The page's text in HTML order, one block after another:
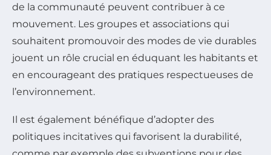
de la communauté peuvent contribuer à ce
mouvement. Les groupes et associations qui
souhaitent promouvoir des modes de vie durables
jouent un rôle crucial en éduquant les habitants et
en encourageant des pratiques respectueuses de
l’environnement.
Il est également bénéfique d’adopter des
politiques incitatives qui favorisent la durabilité,